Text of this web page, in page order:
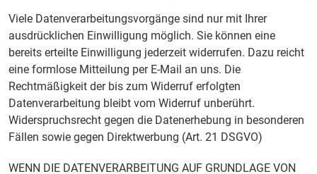
Viele Datenverarbeitungsvorgänge sind nur mit Ihrer
ausdrücklichen Einwilligung möglich. Sie können eine
bereits erteilte Einwilligung jederzeit widerrufen. Dazu reicht
eine formlose Mitteilung per E-Mail an uns. Die
Rechtmäßigkeit der bis zum Widerruf erfolgten
Datenverarbeitung bleibt vom Widerruf unberührt.
Widerspruchsrecht gegen die Datenerhebung in besonderen
Fällen sowie gegen Direktwerbung (Art. 21 DSGVO)
WENN DIE DATENVERARBEITUNG AUF GRUNDLAGE VON